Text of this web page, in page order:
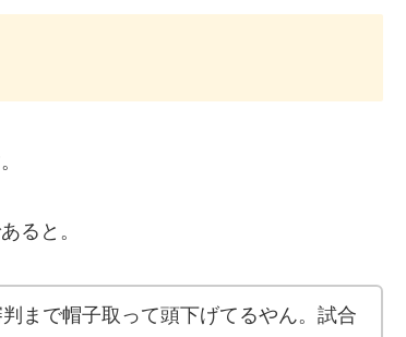
ると。
まで帽子取って頭下げてるやん。試合